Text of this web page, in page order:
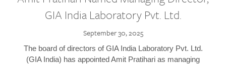
GIA India Laboratory Pvt. Ltd.
September 30, 2025
The board of directors of GIA India Laboratory Pvt. Ltd.
(GIA India) has appointed Amit Pratihari as managing